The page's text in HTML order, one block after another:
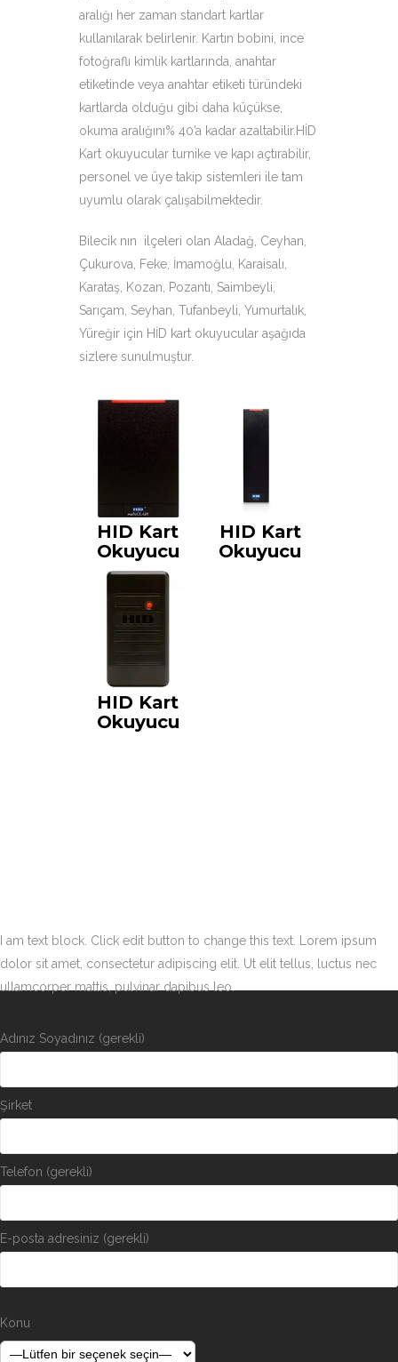
aralığı her zaman standart kartlar
kullanılarak belirlenir. Kartın bobini, ince
fotoğraflı kimlik kartlarında, anahtar
etiketinde veya anahtar etiketi türündeki
kartlarda olduğu gibi daha küçükse,
okuma aralığını% 40’a kadar azaltabilir.HİD
Kart okuyucular turnike ve kapı açtırabilir,
personel ve üye takip sistemleri ile tam
uyumlu olarak çalışabilmektedir.
Bilecik nın ilçeleri olan Aladağ, Ceyhan,
Çukurova, Feke, İmamoğlu, Karaisalı,
Karataş, Kozan, Pozantı, Saimbeyli,
Sarıçam, Seyhan, Tufanbeyli, Yumurtalık,
Yüreğir için HİD kart okuyucular aşağıda
sizlere sunulmuştur.
HID Kart
Okuyucu
HID Kart
Okuyucu
HID Kart
Okuyucu
I am text block. Click edit button to change this text. Lorem ipsum
dolor sit amet, consectetur adipiscing elit. Ut elit tellus, luctus nec
ullamcorper mattis, pulvinar dapibus leo.
Adınız Soyadınız (gerekli)
Şirket
Telefon (gerekli)
E-posta adresiniz (gerekli)
Konu